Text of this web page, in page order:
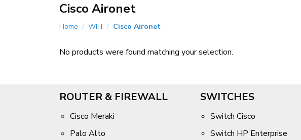
Cisco Aironet
Home / WIFI / Cisco Aironet
No products were found matching your selection.
ROUTER & FIREWALL
Cisco Meraki
Palo Alto
SWITCHES
Switch Cisco
Switch HP Enterprise